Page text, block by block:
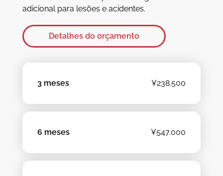
3 meses ¥238.500
6 meses ¥547.000
adicional para lesões e acidentes.
Detalhes do orçamento